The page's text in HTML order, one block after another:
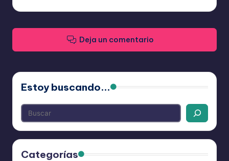
Deja un comentario
Estoy buscando...
Categorías